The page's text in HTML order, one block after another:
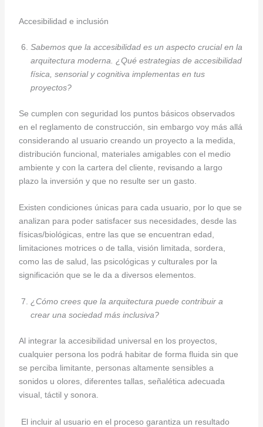
Accesibilidad e inclusión
Sabemos que la accesibilidad es un aspecto crucial en la
arquitectura moderna. ¿Qué estrategias de accesibilidad
física, sensorial y cognitiva implementas en tus
proyectos?
Se cumplen con seguridad los puntos básicos observados
en el reglamento de construcción, sin embargo voy más allá
considerando al usuario creando un proyecto a la medida,
distribución funcional, materiales amigables con el medio
ambiente y con la cartera del cliente, revisando a largo
plazo la inversión y que no resulte ser un gasto.
Existen condiciones únicas para cada usuario, por lo que se
analizan para poder satisfacer sus necesidades, desde las
físicas/biológicas, entre las que se encuentran edad,
limitaciones motrices o de talla, visión limitada, sordera,
como las de salud, las psicológicas y culturales por la
significación que se le da a diversos elementos.
¿Cómo crees que la arquitectura puede contribuir a
crear una sociedad más inclusiva?
Al integrar la accesibilidad universal en los proyectos,
cualquier persona los podrá habitar de forma fluida sin que
se perciba limitante, personas altamente sensibles a
sonidos u olores, diferentes tallas, señalética adecuada
visual, táctil y sonora.
El incluir al usuario en el proceso garantiza un resultado